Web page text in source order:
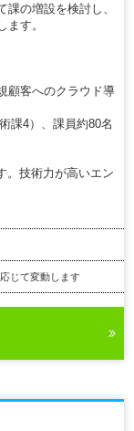
の増設を検討し、
す。
顧客へのクラウド導
課4）、課員約80名
。技術力が高いエン
じて変動します